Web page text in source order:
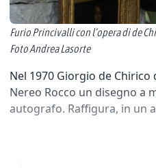
Furio Princivalli con l’opera di de
Foto Andrea Lasorte
Nel 1970 Giorgio de Chirico
Nereo Rocco un disegno a
autografo. Raffigura, in un